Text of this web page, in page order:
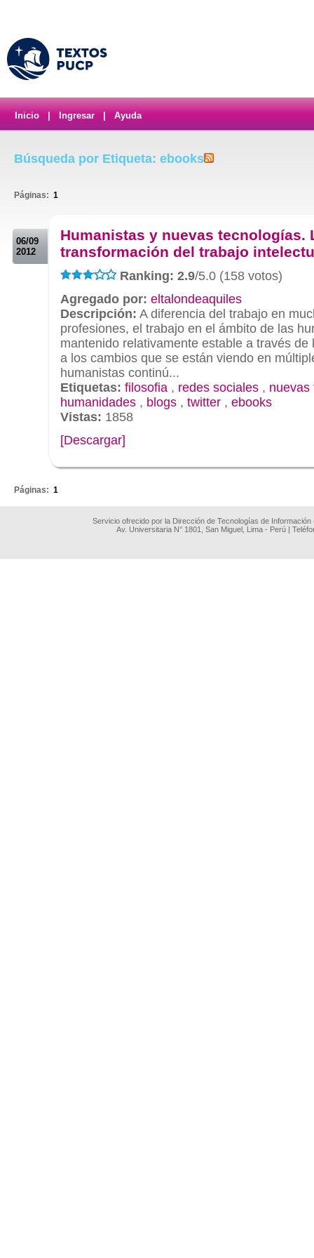
Inicio Ingresar Ayuda
Búsqueda por Etiqueta: ebooks
Páginas: 1
06/09
2012
Humanistas y nuevas tecnologías.
transformación del trabajo
Ranking: 2.9/5.0 (158 votos)
Agregado por: eltalondeaquiles
Descripción: A diferencia del trabajo en
profesiones, el trabajo en el ámbito de las
mantenido relativamente estable a través
a los cambios que se están viendo en
humanistas continú...
Etiquetas: filosofia , redes sociales , nuevas
humanidades , blogs , twitter , ebooks
Vistas: 1858
[Descargar]
Páginas: 1
Servicio ofrecido por la Dirección de Tecnologías de
Av. Universitaria N° 1801, San Miguel, Lima - Perú |